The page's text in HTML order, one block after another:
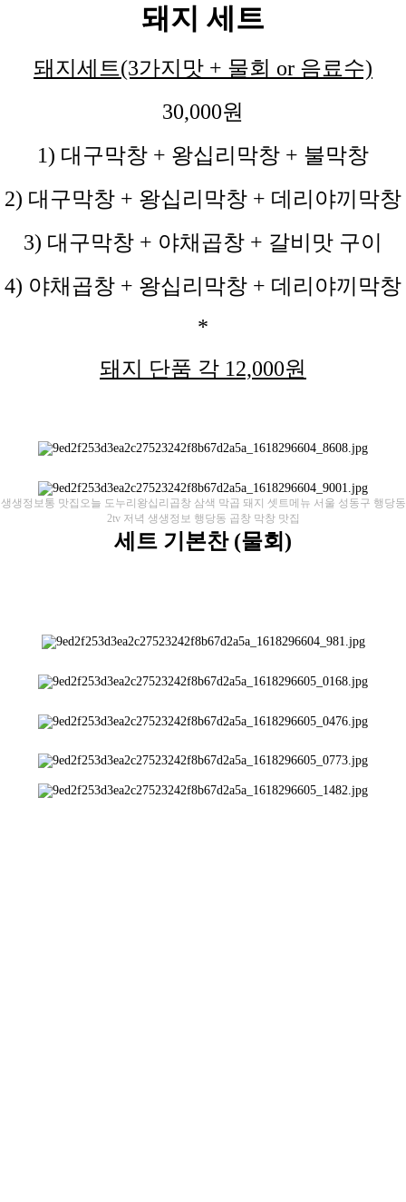
돼지 세트
돼지세트(3가지맛 + 물회 or 음료수)
30,000원
1) 대구막창 + 왕십리막창 + 불막창
2) 대구막창 + 왕십리막창 + 데리야끼막창
3) 대구막창 + 야채곱창 + 갈비맛 구이
4) 야채곱창 + 왕십리막창 + 데리야끼막창
*
돼지 단품 각 12,000원
​생생정보통 맛집오늘 도누리왕십리곱창 삼색 막곱 돼지 셋트메뉴 서울 성동구 행당동
2tv 저녁 생생정보 행당동 곱창 막창 맛집
​세트 기본찬 (물회)